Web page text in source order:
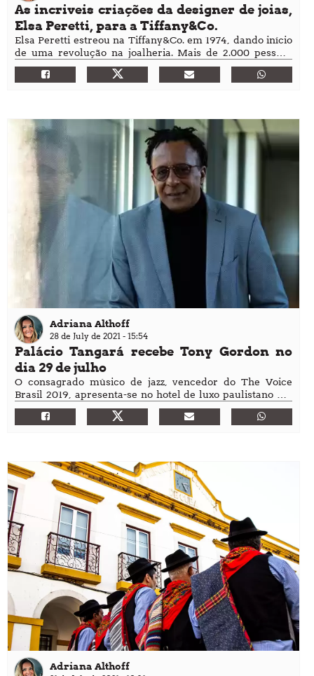
As incriveis criações da designer de joias,
Elsa Peretti, para a Tiffany&Co.
Elsa Peretti estreou na Tiffany&Co. em 1974, dando início
de uma revolução na joalheria. Mais de 2.000 pessoas
compareceram à sua primeira aparição, impressionadas
pela arte e elegância de seu ouro e prata esculturais e
Adriana Althoff
28 de July de 2021 - 15:54
Palácio Tangará recebe Tony Gordon no
dia 29 de julho
O consagrado músico de jazz, vencedor do The Voice
Brasil 2019, apresenta-se no hotel de luxo paulistano em
um evento que ainda inclui jantar em três tempos,
assinado pelo chef francês Jean-Georges Vongerichten
Adriana Althoff